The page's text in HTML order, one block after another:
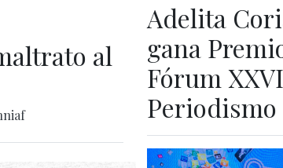
al
Adelita
gana
Fórum
Periodismo